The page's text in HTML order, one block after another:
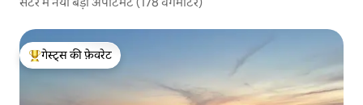
गेस्ट्स का टॉप फ़ेवरेट
गेस्ट्स की फ़ेवरेट